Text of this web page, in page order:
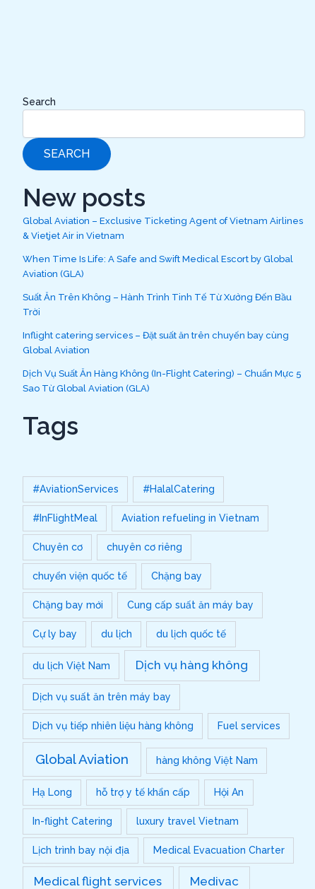
Search
SEARCH
New posts
Global Aviation – Exclusive Ticketing Agent of Vietnam Airlines
& Vietjet Air in Vietnam
When Time Is Life: A Safe and Swift Medical Escort by Global
Aviation (GLA)
Suất Ăn Trên Không – Hành Trình Tinh Tế Từ Xưởng Đến Bầu
Trời
Inflight catering services – Đặt suất ăn trên chuyến bay cùng
Global Aviation
Dịch Vụ Suất Ăn Hàng Không (In-Flight Catering) – Chuẩn Mực 5
Sao Từ Global Aviation (GLA)
Tags
#AviationServices #HalalCatering
#InFlightMeal Aviation refueling in Vietnam
Chuyên cơ chuyên cơ riêng
chuyển viện quốc tế Chặng bay
Chặng bay mới Cung cấp suất ăn máy bay
Cự ly bay du lịch du lịch quốc tế
du lịch Việt Nam Dịch vụ hàng không
Dịch vụ suất ăn trên máy bay
Dịch vụ tiếp nhiên liệu hàng không Fuel services
Global Aviation hàng không Việt Nam
Hạ Long hỗ trợ y tế khẩn cấp Hội An
In-flight Catering luxury travel Vietnam
Lịch trình bay nội địa Medical Evacuation Charter
Medical flight services Medivac